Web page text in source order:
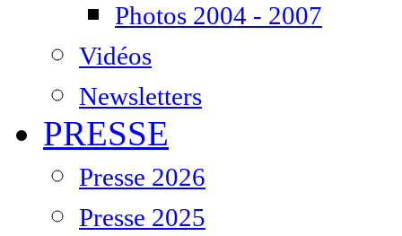
Photos 2004 - 2007
Vidéos
Newsletters
PRESSE
Presse 2026
Presse 2025